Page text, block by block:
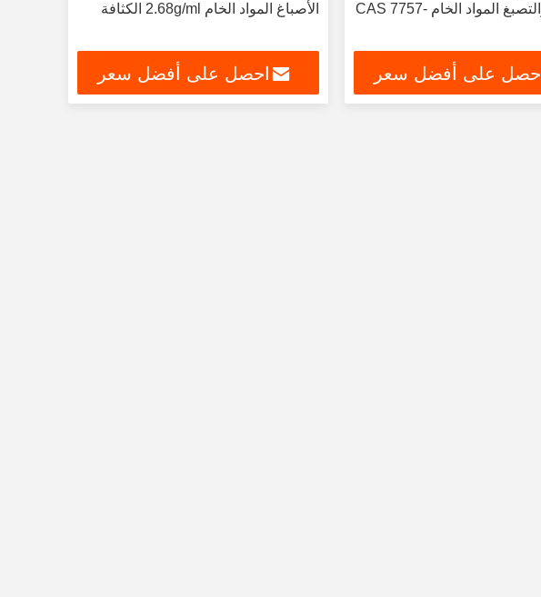
الغسيل والتصبغ المواد الخام CAS 7757-
احصل على أفضل سعر
الأصباغ المواد الخام 2.68g/ml الكثافة
احصل على أفضل سعر